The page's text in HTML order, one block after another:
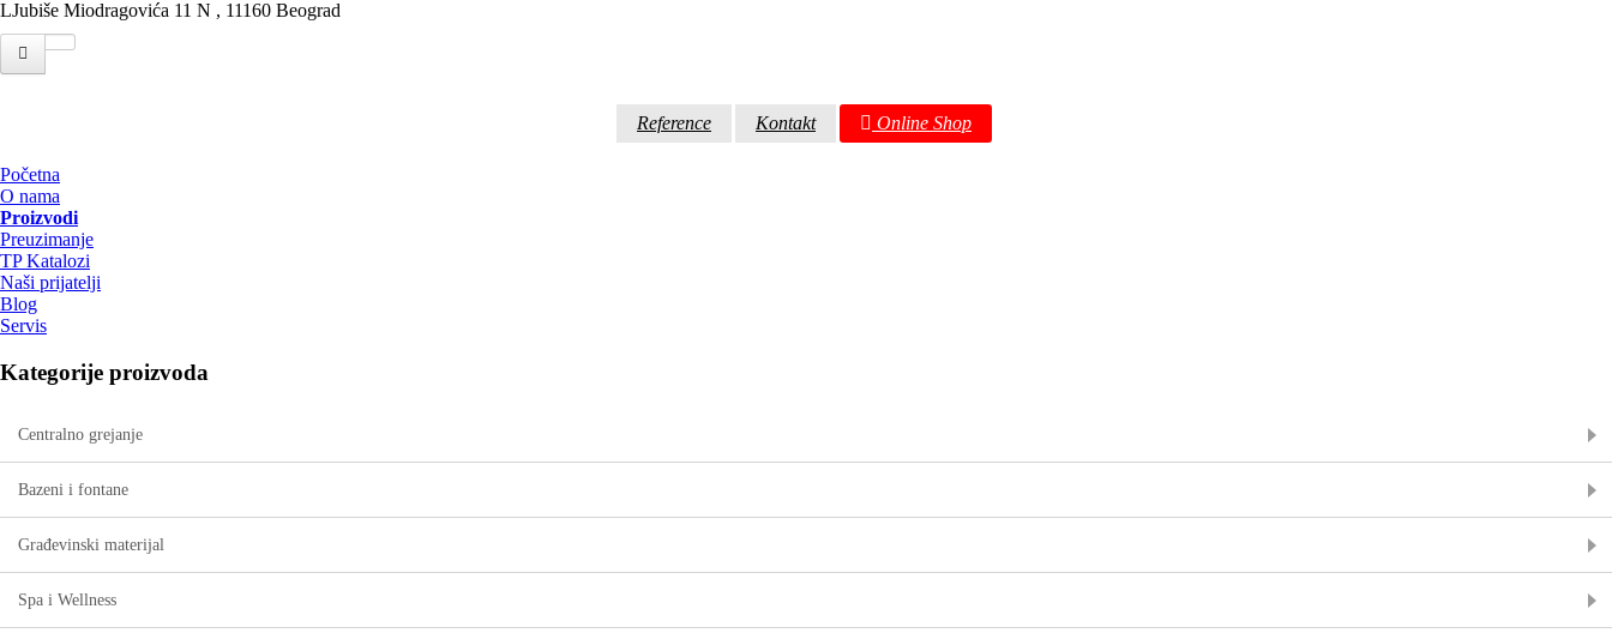
LJubiše Miodragovića 11 N , 11160 Beograd
Reference Kontakt Online Shop
Početna
O nama
Proizvodi
Preuzimanje
TP Katalozi
Naši prijatelji
Blog
Servis
Kategorije proizvoda
Centralno grejanje
Bazeni i fontane
Građevinski materijal
Spa i Wellness